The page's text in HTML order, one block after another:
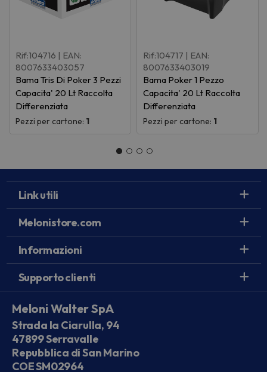
Rif:104716 | EAN:
8007633403057
Bama Tris Di Poker 3 Pezzi
Capacita' 20 Lt Raccolta
Differenziata
Pezzi per cartone: 1
Rif:104717 | EAN:
8007633403019
Bama Poker 1 Pezzo
Capacita' 20 Lt Raccolta
Differenziata
Pezzi per cartone: 1
Link utili
Melonistore.com
Informazioni
Supporto clienti
Meloni Walter SpA
Strada la Ciarulla, 94
47899 Serravalle
Repubblica di San Marino
COE SM02964